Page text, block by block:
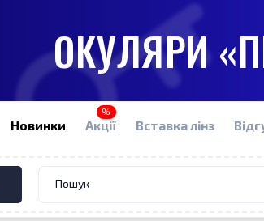
ОКУЛЯРИ
Новинки
%
Акції Вставка лінз